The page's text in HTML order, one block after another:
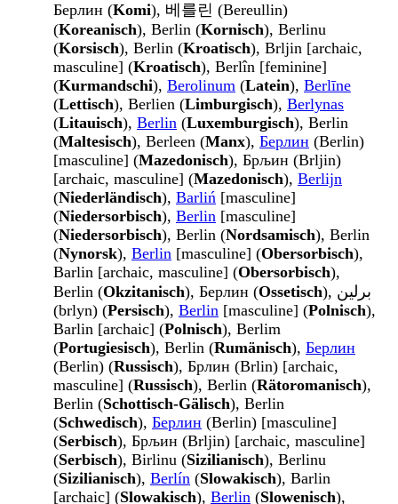
Берлин (Komi), 베를린 (Bereullin)
(Koreanisch), Berlin (Kornisch), Berlinu
(Korsisch), Berlin (Kroatisch), Brljin [archaic,
masculine] (Kroatisch), Berlîn [feminine]
(Kurmandschi), Berolinum (Latein), Berlīne
(Lettisch), Berlien (Limburgisch), Berlynas
(Litauisch), Berlin (Luxemburgisch), Berlin
(Maltesisch), Berleen (Manx), Берлин (Berlin)
[masculine] (Mazedonisch), Брљин (Brljin)
[archaic, masculine] (Mazedonisch), Berlijn
(Niederländisch), Barliń [masculine]
(Niedersorbisch), Berlin [masculine]
(Niedersorbisch), Berlin (Nordsamisch), Berlin
(Nynorsk), Berlin [masculine] (Obersorbisch),
Barlin [archaic, masculine] (Obersorbisch),
Berlin (Okzitanisch), Берлин (Ossetisch), برلین
(brlyn) (Persisch), Berlin [masculine] (Polnisch),
Barlin [archaic] (Polnisch), Berlim
(Portugiesisch), Berlin (Rumänisch), Берлин
(Berlin) (Russisch), Брлин (Brlin) [archaic,
masculine] (Russisch), Berlin (Rätoromanisch),
Berlin (Schottisch-Gälisch), Berlin
(Schwedisch), Берлин (Berlin) [masculine]
(Serbisch), Брљин (Brljin) [archaic, masculine]
(Serbisch), Birlinu (Sizilianisch), Berlinu
(Sizilianisch), Berlín (Slowakisch), Barlin
[archaic] (Slowakisch), Berlin (Slowenisch),